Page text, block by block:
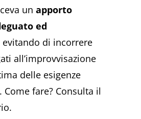
unapporto
ed
evitando di incorrere
all’improvvisazione
delle esigenze
fare? Consulta il